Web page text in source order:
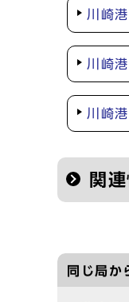
川崎
川崎
川崎
関
同じ局か